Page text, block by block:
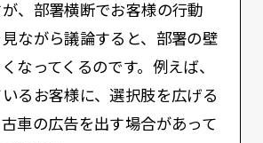
、部署横断でお客様の行動
ながら議論すると、部署の壁
なってくるのです。例えば、
るお客様に、選択肢を広げる
車の広告を出す場合があって